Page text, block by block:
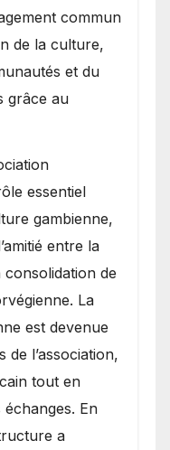
commun
de la culture,
et du
grâce au
essentiel
gambienne,
entre la
de
La
est devenue
de l’association,
tout en
En
a